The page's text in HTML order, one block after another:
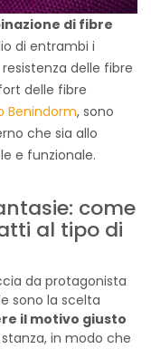
di fibre
di entrambi i
delle fibre
delle fibre
Benindorm, sono
che sia allo
e funzionale.
come
al tipo di
da protagonista
sono la scelta
il motivo giusto
in modo che